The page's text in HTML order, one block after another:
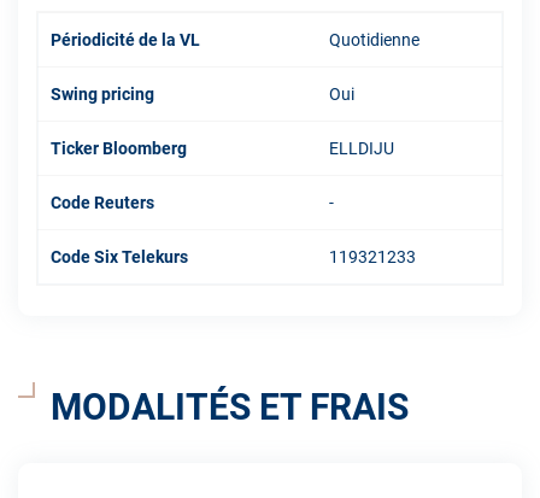
Périodicité de la VL Quotidienne
Swing pricing Oui
Ticker Bloomberg ELLDIJU
Code Reuters -
Code Six Telekurs 119321233
MODALITÉS ET FRAIS